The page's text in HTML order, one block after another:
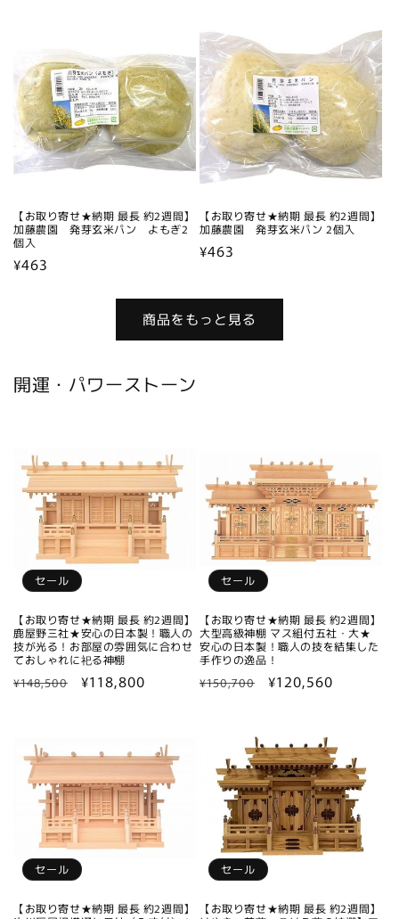
価
格
【お取り寄せ★納期 最長 約2週間】
加藤農園 発芽玄米パン よもぎ2
個入
通
¥463
【お取り寄せ★納期 最長 約2週間】
加藤農園 発芽玄米パン 2個入
通
価
格
¥463
商品をもっと見る
開運・パワーストーン
セール
【お取り寄せ★納期 最長 約2週間】
鹿屋野三社★安心の日本製！職人の
技が光る！お部屋の雰囲気に合わせ
ておしゃれに祀る神棚
通
¥148,500
セ
格
¥118,800
セール
【お取り寄せ★納期 最長 約2週間】
大型高級神棚 マス組付五社・大★
安心の日本製！職人の技を結集した
手作りの逸品！
通
¥150,700
セ
価
格
¥120,560
セール
【お取り寄せ★納期 最長 約2週間】
セール
【お取り寄せ★納期 最長 約2週間】